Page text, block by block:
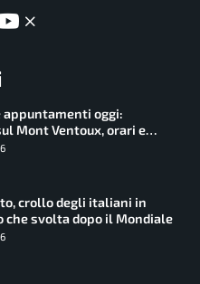
appuntamenti oggi:
Mont Ventoux, orari e
crollo degli italiani in
che svolta dopo il Mondiale